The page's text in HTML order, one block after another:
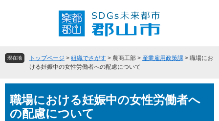
頭
飛現在地 トップページ > 組織でさがす > 農商工部 > 産業雇用政策課 > 職場にお
ける妊娠中の女性労働者への配慮について
文職場における妊娠中の女性労働者へ
の配慮について